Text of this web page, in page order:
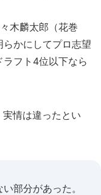
木麟太郎（花巻
かにしてプロ志望
フト4位以下なら
情は違ったとい
部分があった。